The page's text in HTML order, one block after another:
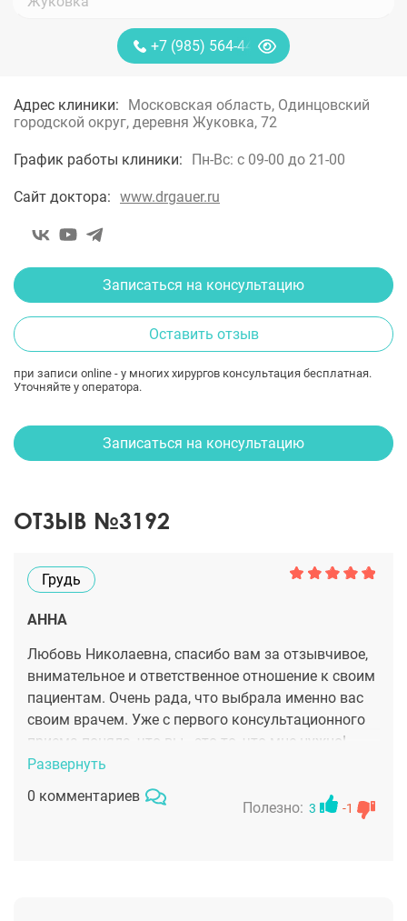
+7 (985) 564-44-85
Адрес клиники:
Московская область, Одинцовский
городской округ, деревня Жуковка, 72
График работы клиники: Пн-Вс: с 09-00 до 21-00
Сайт доктора: www.drgauer.ru
Записаться на консультацию
Оставить отзыв
при записи online - у многих хирургов консультация бесплатная.
Уточняйте у оператора.
Записаться на консультацию
ОТЗЫВ №3192
Грудь
АННА
Любовь Николаевна, спасибо вам за отзывчивое,
внимательное и ответственное отношение к своим
пациентам. Очень рада, что выбрала именно вас
своим врачем. Уже с первого консультационного
приема поняла, что вы - это то, что мне нужно!
Операция по увеличению груди прошла
положительно, я быстро восстановилась и теперь
радуюсь результату ваших золотых ручек.
Развернуть
0 комментариев
Полезно: 3 -1